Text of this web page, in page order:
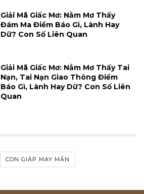
Giải Mã Giấc Mơ: Nằm Mơ Thấy
Đám Ma Điềm Báo Gì, Lành Hay
Dữ? Con Số Liên Quan
Giải Mã Giấc Mơ: Nằm Mơ Thấy Tai
Nạn, Tai Nạn Giao Thông Điềm
Báo Gì, Lành Hay Dữ? Con Số Liên
Quan
CON GIÁP MAY MẮN